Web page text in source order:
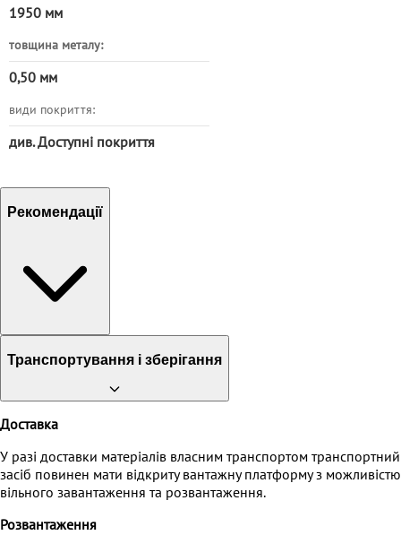
1950 мм
товщина металу:
0,50 мм
види покриття:
див. Доступні покриття
Рекомендації
Транспортування і зберігання
Доставка
У разі доставки матеріалів власним транспортом транспортний
засіб повинен мати відкриту вантажну платформу з можливістю
вільного завантаження та розвантаження.
Розвантаження